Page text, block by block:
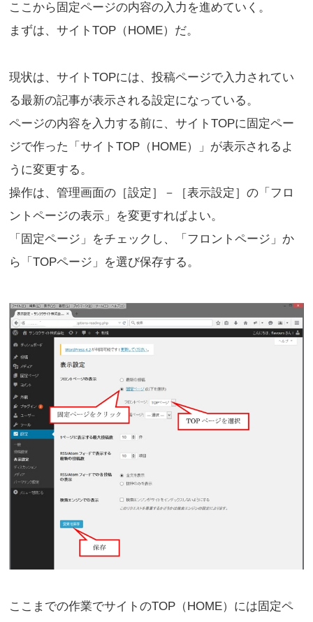
ここから固定ページの内容の入力を進めていく。
まずは、サイトTOP（HOME）だ。
現状は、サイトTOPには、投稿ページで入力されてい
る最新の記事が表示される設定になっている。
ページの内容を入力する前に、サイトTOPに固定ペー
ジで作った「サイトTOP（HOME）」が表示されるよ
うに変更する。
操作は、管理画面の［設定］－［表示設定］の「フロ
ントページの表示」を変更すればよい。
「固定ページ」をチェックし、「フロントページ」か
ら「TOPページ」を選び保存する。
ここまでの作業でサイトのTOP（HOME）には固定ペ